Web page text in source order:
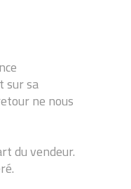
sur sa
ne nous
du vendeur.